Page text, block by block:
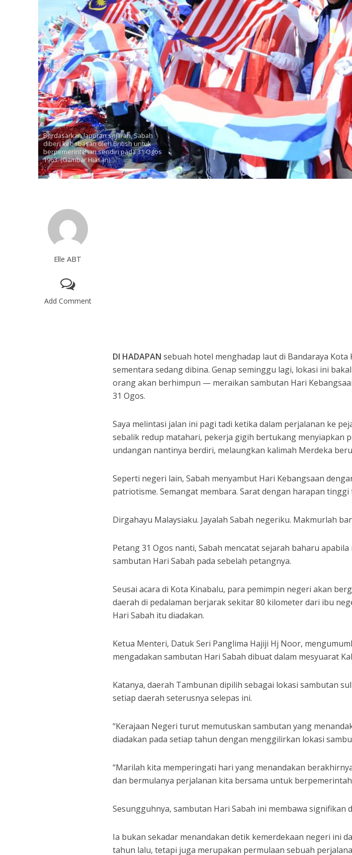
Berdasarkan laporan sejarah, Sabah
diberi kebebasan oleh British untuk
berpemerintahan sendiri pada 31 Ogos
1963. (Gambar Hiasan)
Elle ABT
Add Comment
DI HADAPAN sebuah hotel menghadap laut di Bandaraya Kota
sementara sedang dibina. Genap seminggu lagi, lokasi ini
orang akan berhimpun — meraikan sambutan Hari
31 Ogos.
Saya melintasi jalan ini pagi tadi ketika dalam perjalanan ke
sebalik redup matahari, pekerja gigih bertukang menyiapkan
undangan nantinya berdiri, melaungkan kalimah Merdeka
Seperti negeri lain, Sabah menyambut Hari Kebangsaan
patriotisme. Semangat membara. Sarat dengan harapan
Dirgahayu Malaysiaku. Jayalah Sabah negeriku. Makmurlah
Petang 31 Ogos nanti, Sabah mencatat sejarah baharu
sambutan Hari Sabah pada sebelah petangnya.
Seusai acara di Kota Kinabalu, para pemimpin negeri akan
daerah di pedalaman berjarak sekitar 80 kilometer dari ibu
Hari Sabah itu diadakan.
Ketua Menteri, Datuk Seri Panglima Hajiji Hj Noor,
mengadakan sambutan Hari Sabah dibuat dalam mesyuarat
Katanya, daerah Tambunan dipilih sebagai lokasi sambutan
setiap daerah seterusnya selepas ini.
“Kerajaan Negeri turut memutuskan sambutan yang
diadakan pada setiap tahun dengan menggilirkan lokasi
“Marilah kita memperingati hari yang menandakan
dan bermulanya perjalanan kita bersama untuk
Sesungguhnya, sambutan Hari Sabah ini membawa signifikan
Ia bukan sekadar menandakan detik kemerdekaan negeri ini
tahun lalu, tetapi juga merupakan permulaan sebuah